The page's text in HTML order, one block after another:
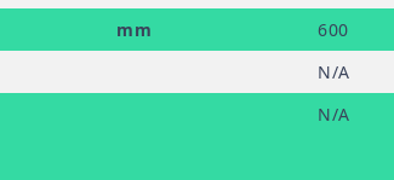
mm
600
N/A
N/A